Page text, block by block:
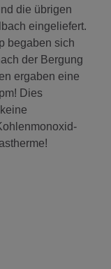
die übrigen
eingeliefert.
begaben sich
der Bergung
ergaben eine
Dies